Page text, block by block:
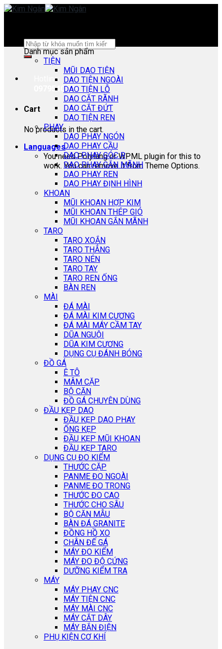
Skip
Search
for:
Hotline:
0979540178
Cart
No products in the cart.
Languages
You need Polylang or WPML plugin for this to
work. You can remove it from Theme Options.
Danh mục sản phẩm
TIỆN
MŨI DAO TIỆN
DAO TIỆN NGOÀI
DAO TIỆN LỖ
DAO CẮT RÃNH
DAO CẮT ĐỨT
DAO TIỆN REN
PHAY
DAO PHAY NGÓN
DAO PHAY CẦU
DAO PHAY GÓC R
DAO PHAY GẮN MÃNH
DAO PHAY REN
DAO PHAY ĐỊNH HÌNH
KHOAN
MŨI KHOAN HỢP KIM
MŨI KHOAN THÉP GIÓ
MŨI KHOAN GẮN MÃNH
TARO
TARO XOẮN
TARO THẲNG
TARO NÉN
TARO TAY
TARO REN ỐNG
BÀN REN
MÀI
ĐÁ MÀI
ĐÁ MÀI KIM CƯƠNG
ĐÁ MÀI MÁY CẦM TAY
DŨA NGUỘI
DŨA KIM CƯƠNG
DỤNG CỤ ĐÁNH BÓNG
ĐỒ GÁ
Ê TÔ
MÂM CẶP
BỘ CĂN
ĐỒ GÁ CHUYÊN DÙNG
ĐẦU KẸP DAO
ĐẦU KẸP DAO PHAY
ỐNG KẸP
ĐẦU KẸP MŨI KHOAN
ĐẦU KẸP TARO
DỤNG CỤ ĐO KIỂM
THƯỚC CẶP
PANME ĐO NGOÀI
PANME ĐO TRONG
THƯỚC ĐO CAO
THƯỚC CHO SÂU
BỘ CĂN MẪU
BÀN ĐÁ GRANITE
ĐỒNG HỒ XO
CHÂN ĐẾ GÁ
MÁY ĐO KIỂM
MÁY ĐO ĐỘ CỨNG
DƯỠNG KIỂM TRA
MÁY
MÁY PHAY CNC
MÁY TIỆN CNC
MÁY MÀI CNC
MÁY CẮT DÂY
MÁY BẮN ĐIỆN
PHỤ KIỆN CƠ KHÍ